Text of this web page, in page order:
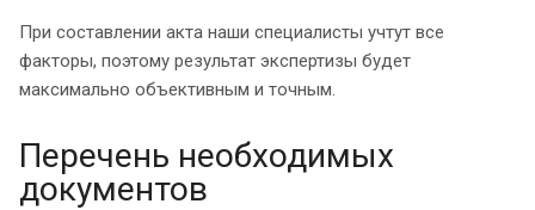
При составлении акта наши специалисты учтут все
факторы, поэтому результат экспертизы будет
максимально объективным и точным.
Перечень необходимых
документов